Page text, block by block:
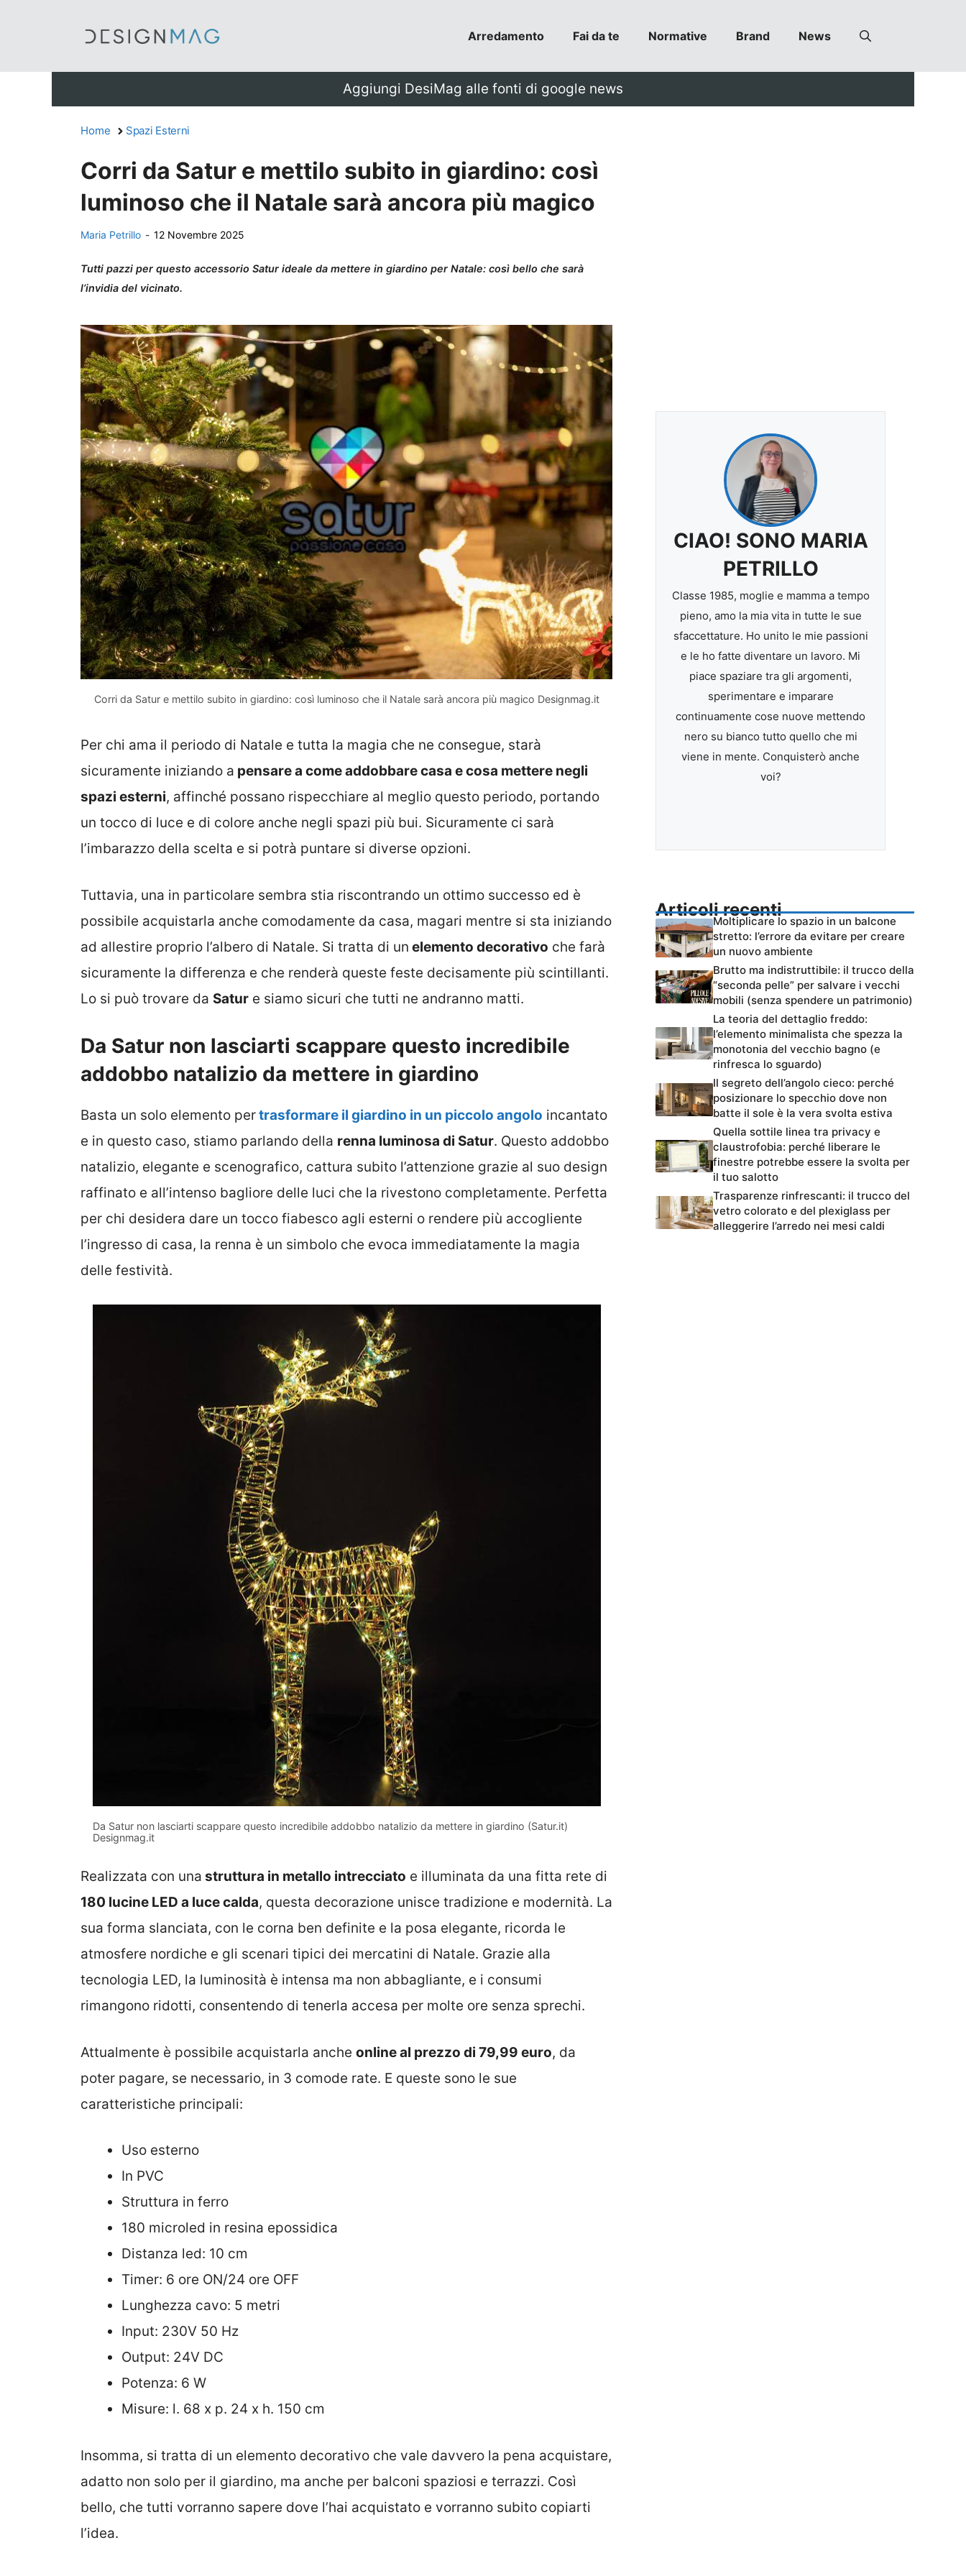
Arredamento Fai da te Normative Brand News
Aggiungi DesiMag alle fonti di google news
Home Spazi Esterni
Corri da Satur e mettilo subito in giardino: così
luminoso che il Natale sarà ancora più magico
Maria Petrillo - 12 Novembre 2025
Tutti pazzi per questo accessorio Satur ideale da mettere in giardino per Natale: così bello che sarà
l’invidia del vicinato.
Corri da Satur e mettilo subito in giardino: così luminoso che il Natale sarà ancora più magico Designmag.it
Per chi ama il periodo di Natale e tutta la magia che ne consegue, starà
sicuramente iniziando a pensare a come addobbare casa e cosa mettere negli
spazi esterni, affinché possano rispecchiare al meglio questo periodo, portando
un tocco di luce e di colore anche negli spazi più bui. Sicuramente ci sarà
l’imbarazzo della scelta e si potrà puntare si diverse opzioni.
Tuttavia, una in particolare sembra stia riscontrando un ottimo successo ed è
possibile acquistarla anche comodamente da casa, magari mentre si sta iniziando
ad allestire proprio l’albero di Natale. Si tratta di un elemento decorativo che farà
sicuramente la differenza e che renderà queste feste decisamente più scintillanti.
Lo si può trovare da Satur e siamo sicuri che tutti ne andranno matti.
Da Satur non lasciarti scappare questo incredibile
addobbo natalizio da mettere in giardino
Basta un solo elemento pertrasformare il giardino in un piccolo angolo incantato
e in questo caso, stiamo parlando della renna luminosa di Satur. Questo addobbo
natalizio, elegante e scenografico, cattura subito l’attenzione grazie al suo design
raffinato e all’intenso bagliore delle luci che la rivestono completamente. Perfetta
per chi desidera dare un tocco fiabesco agli esterni o rendere più accogliente
l’ingresso di casa, la renna è un simbolo che evoca immediatamente la magia
delle festività.
Da Satur non lasciarti scappare questo incredibile addobbo natalizio da mettere in giardino (Satur.it)
Designmag.it
Realizzata con una struttura in metallo intrecciato e illuminata da una fitta rete di
180 lucine LED a luce calda, questa decorazione unisce tradizione e modernità. La
sua forma slanciata, con le corna ben definite e la posa elegante, ricorda le
atmosfere nordiche e gli scenari tipici dei mercatini di Natale. Grazie alla
tecnologia LED, la luminosità è intensa ma non abbagliante, e i consumi
rimangono ridotti, consentendo di tenerla accesa per molte ore senza sprechi.
Attualmente è possibile acquistarla anche online al prezzo di 79,99 euro, da
poter pagare, se necessario, in 3 comode rate. E queste sono le sue
caratteristiche principali:
Uso esterno
In PVC
Struttura in ferro
180 microled in resina epossidica
Distanza led: 10 cm
Timer: 6 ore ON/24 ore OFF
Lunghezza cavo: 5 metri
Input: 230V 50 Hz
Output: 24V DC
Potenza: 6 W
Misure: l. 68 x p. 24 x h. 150 cm
Insomma, si tratta di un elemento decorativo che vale davvero la pena acquistare,
adatto non solo per il giardino, ma anche per balconi spaziosi e terrazzi. Così
bello, che tutti vorranno sapere dove l’hai acquistato e vorranno subito copiarti
l’idea.
CIAO! SONO MARIA
PETRILLO
Classe 1985, moglie e mamma a tempo
pieno, amo la mia vita in tutte le sue
sfaccettature. Ho unito le mie passioni
e le ho fatte diventare un lavoro. Mi
piace spaziare tra gli argomenti,
sperimentare e imparare
continuamente cose nuove mettendo
nero su bianco tutto quello che mi
viene in mente. Conquisterò anche
voi?
Articoli recenti
Moltiplicare lo spazio in un balcone
stretto: l’errore da evitare per creare
un nuovo ambiente
Brutto ma indistruttibile: il trucco della
“seconda pelle” per salvare i vecchi
mobili (senza spendere un patrimonio)
La teoria del dettaglio freddo:
l’elemento minimalista che spezza la
monotonia del vecchio bagno (e
rinfresca lo sguardo)
Il segreto dell’angolo cieco: perché
posizionare lo specchio dove non
batte il sole è la vera svolta estiva
Quella sottile linea tra privacy e
claustrofobia: perché liberare le
finestre potrebbe essere la svolta per
il tuo salotto
Trasparenze rinfrescanti: il trucco del
vetro colorato e del plexiglass per
alleggerire l’arredo nei mesi caldi